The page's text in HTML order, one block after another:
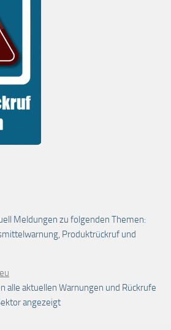
Meldungen zu folgenden Themen:
Produktrückruf und
alle aktuellen Warnungen und Rückrufe
angezeigt